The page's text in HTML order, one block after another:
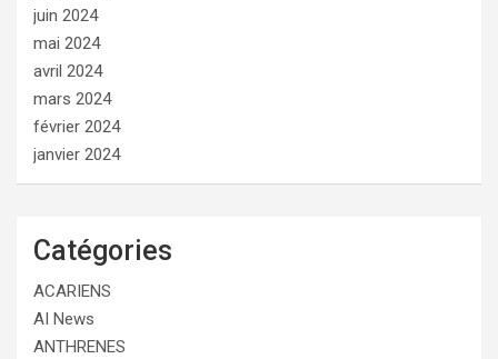
juin 2024
mai 2024
avril 2024
mars 2024
février 2024
janvier 2024
Catégories
ACARIENS
AI News
ANTHRENES